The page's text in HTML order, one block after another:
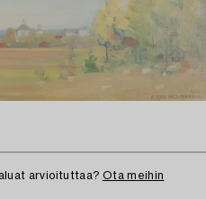
arvioituttaa? Ota meihin